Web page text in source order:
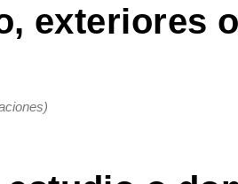
exteriores